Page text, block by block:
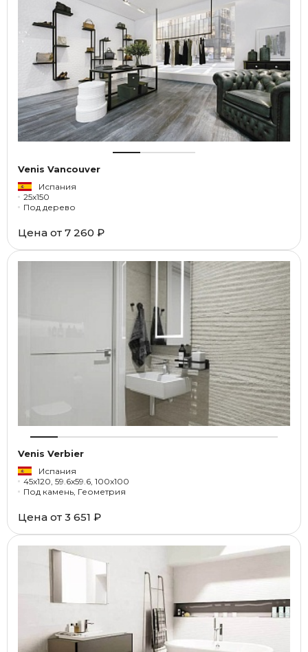
Venis Vancouver
Испания
25x150
Под дерево
Цена от 7 260 ₽
Venis Verbier
Испания
45x120, 59.6x59.6, 100x100
Под камень, Геометрия
Цена от 3 651 ₽